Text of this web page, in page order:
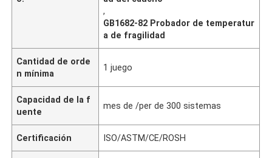
,
GB1682-82 Probador de temperatur
a de fragilidad
Cantidad de orde
n mínima
1 juego
Capacidad de la f
uente
mes de /per de 300 sistemas
Certificación ISO/ASTM/CE/ROSH